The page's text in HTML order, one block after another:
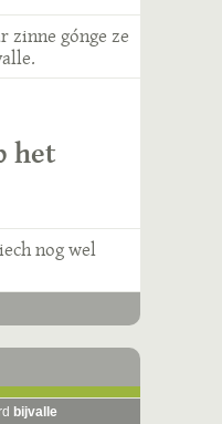
zinne gónge ze
het
nog wel
bijvalle